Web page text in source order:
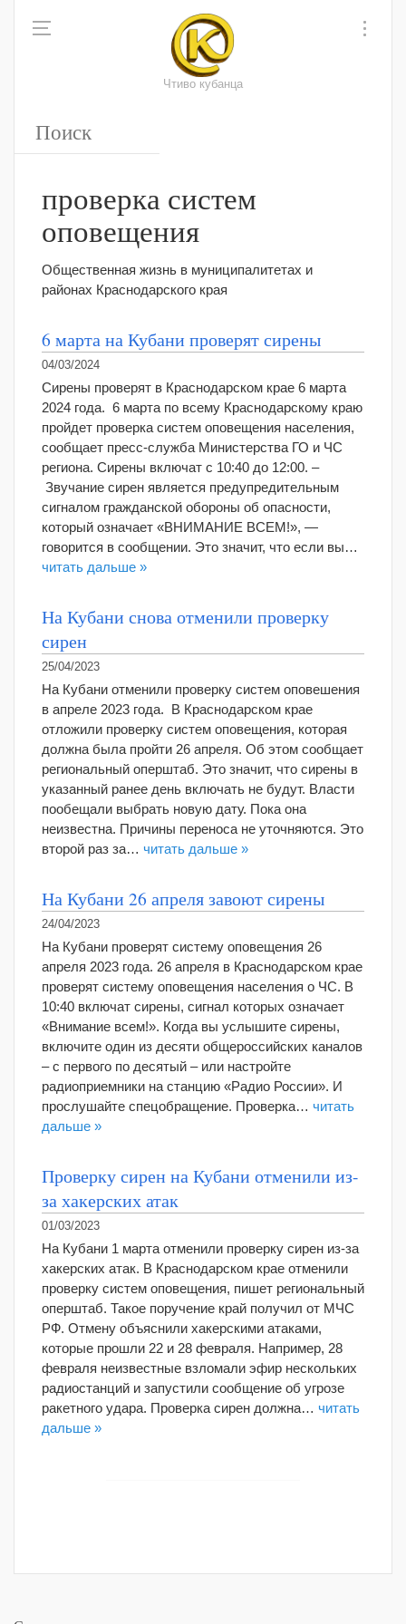
Чтиво кубанца
проверка систем
оповещения
Общественная жизнь в муниципалитетах и
районах Краснодарского края
6 марта на Кубани проверят сирены
04/03/2024
Сирены проверят в Краснодарском крае 6 марта
2024 года. 6 марта по всему Краснодарскому краю
пройдет проверка систем оповещения населения,
сообщает пресс-служба Министерства ГО и ЧС
региона. Сирены включат с 10:40 до 12:00. –
Звучание сирен является предупредительным
сигналом гражданской обороны об опасности,
который означает «ВНИМАНИЕ ВСЕМ!», —
говорится в сообщении. Это значит, что если вы…
читать дальше »
На Кубани снова отменили проверку
сирен
25/04/2023
На Кубани отменили проверку систем оповешения
в апреле 2023 года. В Краснодарском крае
отложили проверку систем оповещения, которая
должна была пройти 26 апреля. Об этом сообщает
региональный оперштаб. Это значит, что сирены в
указанный ранее день включать не будут. Власти
пообещали выбрать новую дату. Пока она
неизвестна. Причины переноса не уточняются. Это
второй раз за… читать дальше »
На Кубани 26 апреля завоют сирены
24/04/2023
На Кубани проверят систему оповещения 26
апреля 2023 года. 26 апреля в Краснодарском крае
проверят систему оповещения населения о ЧС. В
10:40 включат сирены, сигнал которых означает
«Внимание всем!». Когда вы услышите сирены,
включите один из десяти общероссийских каналов
– с первого по десятый – или настройте
радиоприемники на станцию «Радио России». И
прослушайте спецобращение. Проверка… читать
дальше »
Проверку сирен на Кубани отменили из-
за хакерских атак
01/03/2023
На Кубани 1 марта отменили проверку сирен из-за
хакерских атак. В Краснодарском крае отменили
проверку систем оповещения, пишет региональный
оперштаб. Такое поручение край получил от МЧС
РФ. Отмену объяснили хакерскими атаками,
которые прошли 22 и 28 февраля. Например, 28
февраля неизвестные взломали эфир нескольких
радиостанций и запустили сообщение об угрозе
ракетного удара. Проверка сирен должна… читать
дальше »